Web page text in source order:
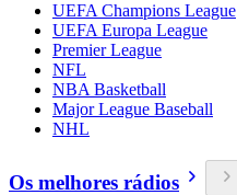
UEFA Champions League
UEFA Europa League
Premier League
NFL
NBA Basketball
Major League Baseball
NHL
Os melhores rádios